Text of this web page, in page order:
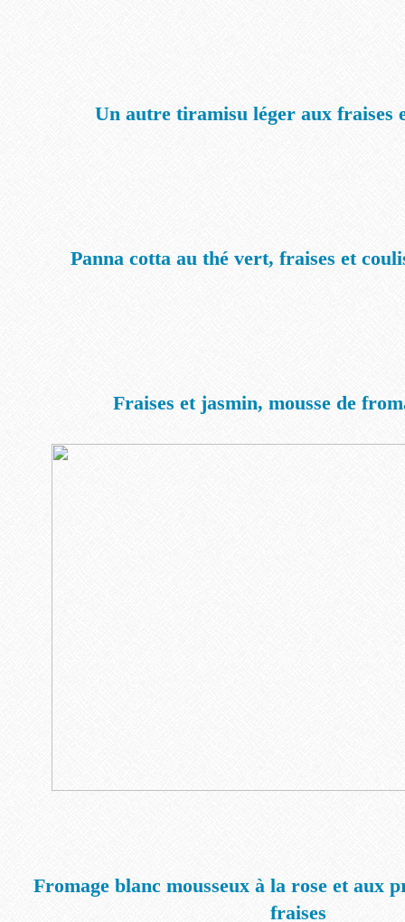
Un autre tiramisu léger aux fraises
Panna cotta au thé vert, fraises et
Fraises et jasmin, mousse de
Fromage blanc mousseux à la rose et aux
fraises